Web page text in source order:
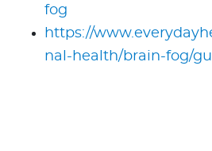
fog
https://
nal-health/brain-fog/